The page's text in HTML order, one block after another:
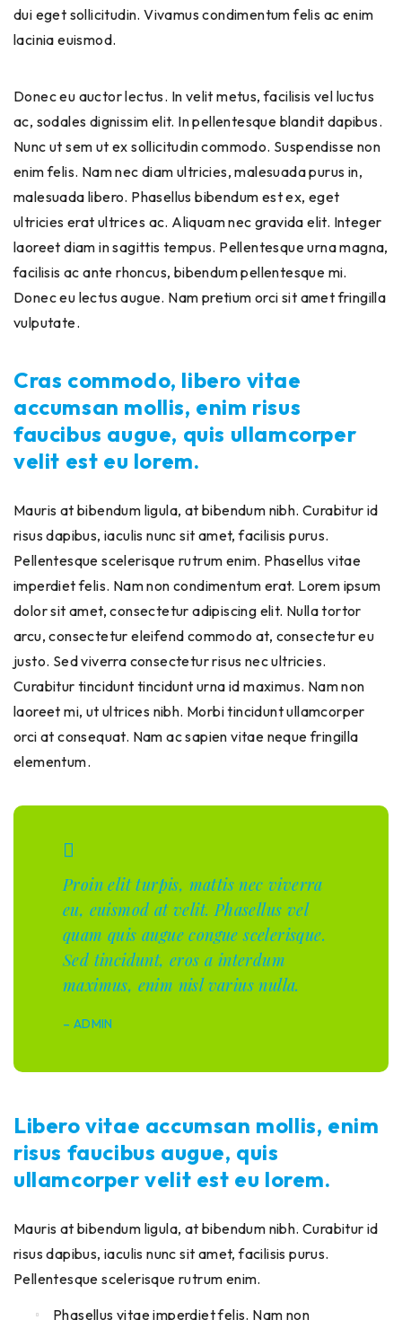
dui eget sollicitudin. Vivamus condimentum felis ac enim
lacinia euismod.
Donec eu auctor lectus. In velit metus, facilisis vel luctus
ac, sodales dignissim elit. In pellentesque blandit dapibus.
Nunc ut sem ut ex sollicitudin commodo. Suspendisse non
enim felis. Nam nec diam ultricies, malesuada purus in,
malesuada libero. Phasellus bibendum est ex, eget
ultricies erat ultrices ac. Aliquam nec gravida elit. Integer
laoreet diam in sagittis tempus. Pellentesque urna magna,
facilisis ac ante rhoncus, bibendum pellentesque mi.
Donec eu lectus augue. Nam pretium orci sit amet fringilla
vulputate.
Cras commodo, libero vitae
accumsan mollis, enim risus
faucibus augue, quis ullamcorper
velit est eu lorem.
Mauris at bibendum ligula, at bibendum nibh. Curabitur id
risus dapibus, iaculis nunc sit amet, facilisis purus.
Pellentesque scelerisque rutrum enim. Phasellus vitae
imperdiet felis. Nam non condimentum erat. Lorem ipsum
dolor sit amet, consectetur adipiscing elit. Nulla tortor
arcu, consectetur eleifend commodo at, consectetur eu
justo. Sed viverra consectetur risus nec ultricies.
Curabitur tincidunt tincidunt urna id maximus. Nam non
laoreet mi, ut ultrices nibh. Morbi tincidunt ullamcorper
orci at consequat. Nam ac sapien vitae neque fringilla
elementum.
Proin elit turpis, mattis nec viverra
eu, euismod at velit. Phasellus vel
quam quis augue congue scelerisque.
Sed tincidunt, eros a interdum
maximus, enim nisl varius nulla.
– ADMIN
Libero vitae accumsan mollis, enim
risus faucibus augue, quis
ullamcorper velit est eu lorem.
Mauris at bibendum ligula, at bibendum nibh. Curabitur id
risus dapibus, iaculis nunc sit amet, facilisis purus.
Pellentesque scelerisque rutrum enim.
Phasellus vitae imperdiet felis. Nam non